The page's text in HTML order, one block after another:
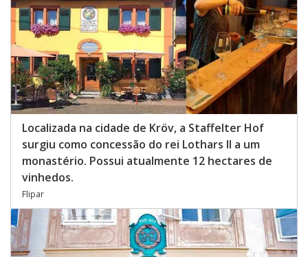
Localizada na cidade de Kröv, a Staffelter Hof
surgiu como concessão do rei Lothars II a um
monastério. Possui atualmente 12 hectares de
vinhedos.
Flipar